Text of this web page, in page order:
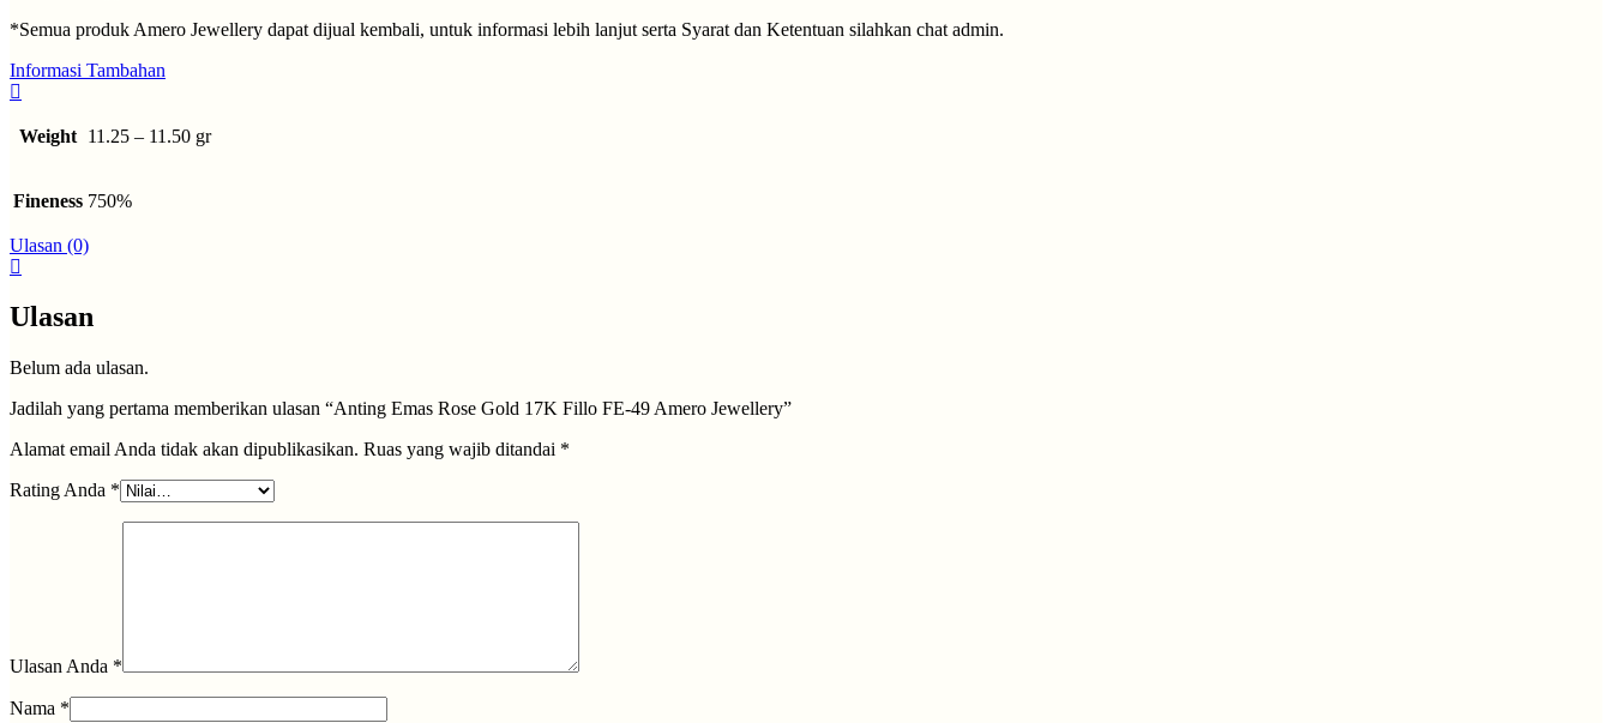
*Semua produk Amero Jewellery dapat dijual kembali, untuk informasi lebih lanjut serta Syarat dan Ketentuan silahkan chat admin.
Informasi Tambahan
Weight 11.25 – 11.50 gr
Fineness 750%
Ulasan (0)
Ulasan
Belum ada ulasan.
Jadilah yang pertama memberikan ulasan “Anting Emas Rose Gold 17K Fillo FE-49 Amero Jewellery”
Alamat email Anda tidak akan dipublikasikan. Ruas yang wajib ditandai *
Rating Anda *
Ulasan Anda *
Nama *